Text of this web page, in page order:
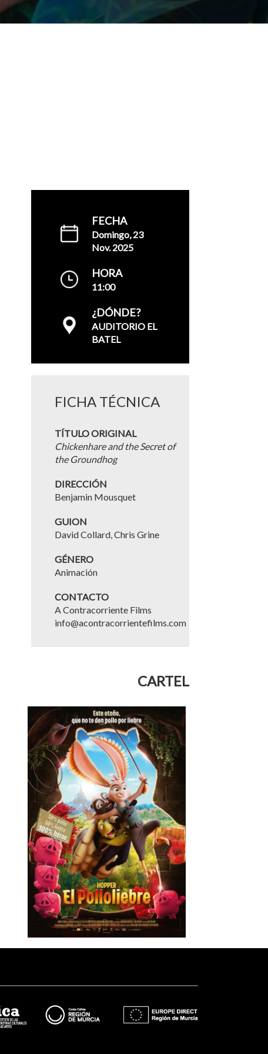
FECHA
Domingo, 23
Nov. 2025
HORA
11:00
¿DÓNDE?
AUDITORIO EL
BATEL
FICHA TÉCNICA
TÍTULO ORIGINAL
Chickenhare and the Secret of
the Groundhog
DIRECCIÓN
Benjamin Mousquet
GUION
David Collard, Chris Grine
GÉNERO
Animación
CONTACTO
A Contracorriente Films
info@acontracorrientefilms.com
CARTEL